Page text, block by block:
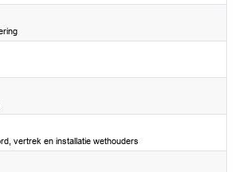
vertrek en installatie wethouders